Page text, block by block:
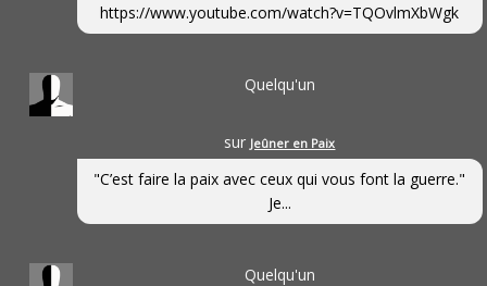
https://www.youtube.com/watch?v=TQOvlmXbWgk
Quelqu'un
sur Jeûner en Paix
"C’est faire la paix avec ceux qui vous font la guerre."
Je...
Quelqu'un